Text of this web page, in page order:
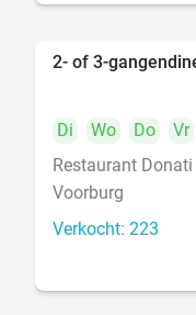
food
2- of 3-
Di Wo Do Vr
Restaurant Donati
Voorburg
Verkocht: 223